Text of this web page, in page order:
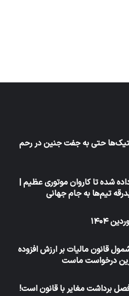
حتی به جفت جنین در رحم
شده تا کاروان‌ موتوری عظیم |
تیم‌ها به جام جهانی
قانون مالیات بر ارزش افزوده
درخواست ماست
برداشت مغایر با قانون است!